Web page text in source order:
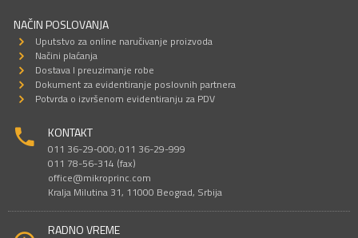
NAČIN POSLOVANJA
Uputstvo za online naručivanje proizvoda
Načini plaćanja
Dostava I preuzimanje robe
Dokument za evidentiranje poslovnih partnera
Potvrda o izvršenom evidentiranju za PDV
KONTAKT
011 36-29-000; 011 36-29-999
011 78-56-314 (fax)
office@mikroprinc.com
Kralja Milutina 31, 11000 Beograd, Srbija
RADNO VREME